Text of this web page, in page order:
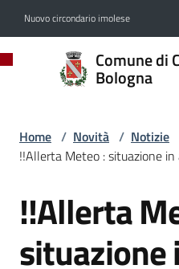
Nuovo circondario imolese
Comune di
Bologna
Comune
di
Guelfo
di
Amministrazione
Home / Novità / Notizie
!!Allerta Meteo : situazione
Salta al contenuto
!!Allerta
situazione